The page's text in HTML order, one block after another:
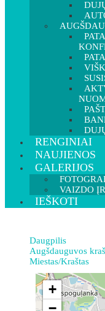
RENGINIAI
NAUJIENOS
GALERIJOS
VAIZDO
IEŠKOTI
Daugpilis
Augšdauguvos
Miestas/Kraštas
+